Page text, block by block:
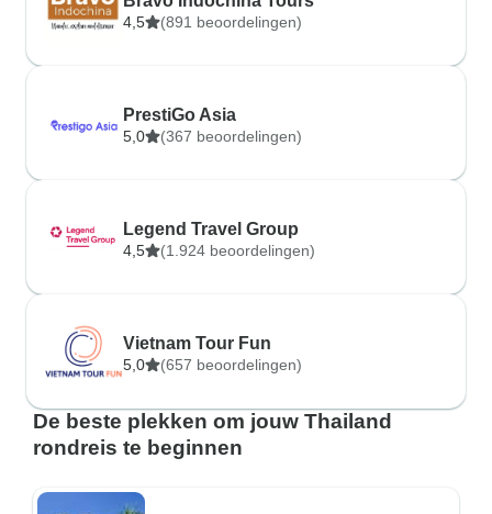
4,5 (891 beoordelingen)
PrestiGo Asia
5,0 (367 beoordelingen)
Legend Travel Group
4,5 (1.924 beoordelingen)
Vietnam Tour Fun
5,0 (657 beoordelingen)
De beste plekken om jouw Thailand
rondreis te beginnen